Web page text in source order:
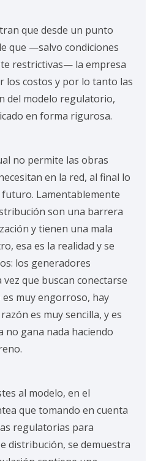
que desde un punto
que —salvo condiciones
restrictivas— la empresa
los costos y por lo tanto las
del modelo regulatorio,
en forma rigurosa.
no permite las obras
en la red, al final lo
Lamentablemente
son una barrera
y tienen una mala
esa es la realidad y se
los generadores
que buscan conectarse
es muy engorroso, hay
es muy sencilla, y es
no gana nada haciendo
al modelo, en el
que tomando en cuenta
regulatorias para
distribución, se demuestra